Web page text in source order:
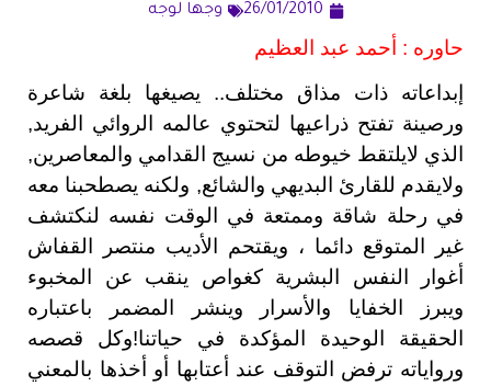
26/01/2010 وجها لوجه
حاوره : أحمد عبد العظيم
إبداعاته ذات مذاق مختلف‏..‏ يصيغها بلغة شاعرة
ورصينة تفتح ذراعيها لتحتوي عالمه الروائي الفريد‏,‏
الذي لايلتقط خيوطه من نسيج القدامي والمعاصرين‏,‏
ولايقدم للقارئ البديهي والشائع‏,‏ ولكنه يصطحبنا معه
في رحلة شاقة وممتعة في الوقت نفسه لنكتشف
غير المتوقع دائما‏ ، ويقتحم الأديب منتصر القفاش
أغوار النفس البشرية كغواص ينقب عن المخبوء
ويبرز الخفايا والأسرار وينشر المضمر باعتباره
الحقيقة الوحيدة المؤكدة في حياتنا‏!‏وكل قصصه
ورواياته ترفض التوقف عند أعتابها أو أخذها بالمعني